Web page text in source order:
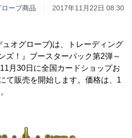
ーブ商品 2017年11月22日 08:30
オグローブ)は、トレーディング
ズ！』ブースターパック第2弾～
月30日に全国カードショップお
て販売を開始します。価格は、1